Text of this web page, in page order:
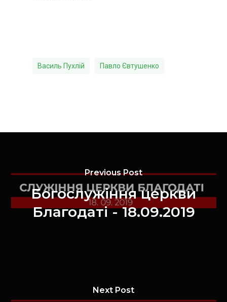
Василь Пухлій Павло Євтушенко
Previous Post
Богослужіння церкви
Благодаті - 18.09.2019
Next Post